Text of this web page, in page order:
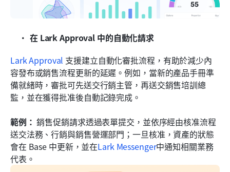
在 Lark Approval 中的自動化請求
Lark Approval 支援建立自動化審批流程，有助於減少內
容發布或銷售流程更新的延遲。例如，當新的產品手冊準
備就緒時，審批可先送交行銷主管，再送交銷售培訓總
監，並在獲得批准後自動記錄完成。
範例： 銷售促銷請求透過表單提交，並依序經由核准流程
送交法務、行銷與銷售營運部門；一旦核准，資產的狀態
會在 Base 中更新，並在Lark Messenger中通知相關業務
代表。